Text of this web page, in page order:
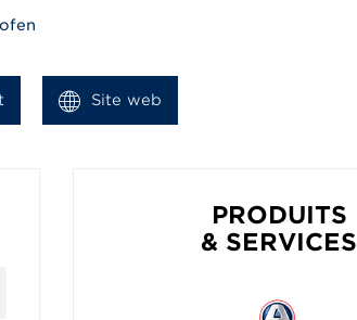
Site web
PRODUITS
& SERVICES